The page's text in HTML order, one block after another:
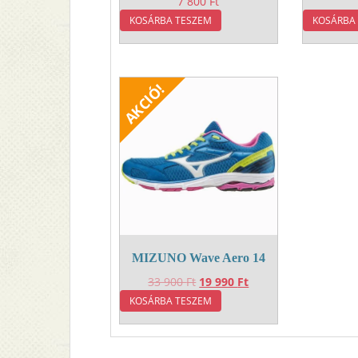
KOSÁRBA TESZEM
MIZUNO Wave Aero 14
33 900Ft Original
price
33
19 990 FtCurrent
19
KOSÁRBA TESZEM